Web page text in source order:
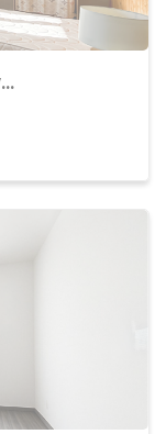
Achat Appartement centre ville